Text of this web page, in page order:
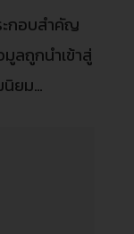
กอบสำคัญ
ลถูกนำเข้าสู่
นิยม…